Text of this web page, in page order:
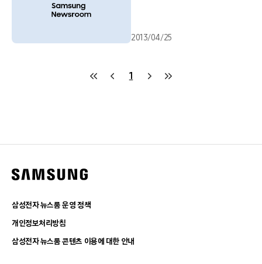
2013/04/25
1
삼성전자 뉴스룸 운영 정책
개인정보처리방침
삼성전자 뉴스룸 콘텐츠 이용에 대한 안내